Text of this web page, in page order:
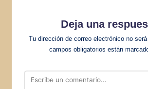
Deja una
Tu dirección de correo electrónico no
campos obligatorios están